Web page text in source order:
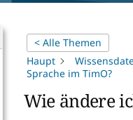
< Alle Themen
Haupt
Sprache im TimO?
Wie ändere